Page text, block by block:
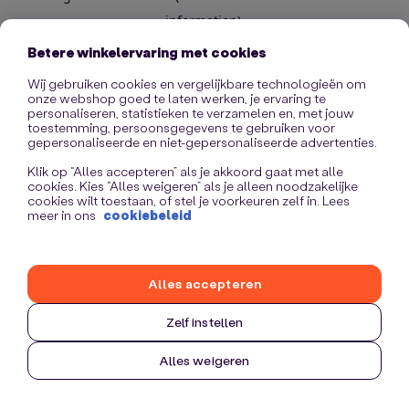
information).
Betere winkelervaring met cookies
Wij gebruiken cookies en vergelijkbare technologieën om
onze webshop goed te laten werken, je ervaring te
personaliseren, statistieken te verzamelen en, met jouw
toestemming, persoonsgegevens te gebruiken voor
gepersonaliseerde en niet-gepersonaliseerde advertenties.
Klik op “Alles accepteren” als je akkoord gaat met alle
cookies. Kies “Alles weigeren” als je alleen noodzakelijke
cookies wilt toestaan, of stel je voorkeuren zelf in. Lees
meer in ons cookiebeleid
Zelf instellen
Alles weigeren
Alles accepteren